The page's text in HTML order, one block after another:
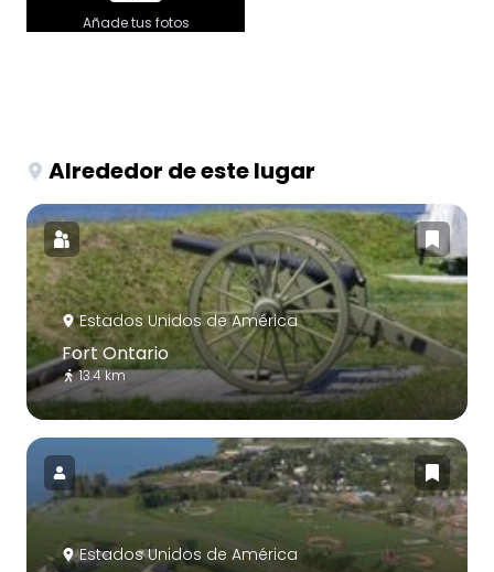
Añade tus fotos
Alrededor de este lugar
Estados Unidos de América
Fort Ontario
13.4 km
Estados Unidos de América